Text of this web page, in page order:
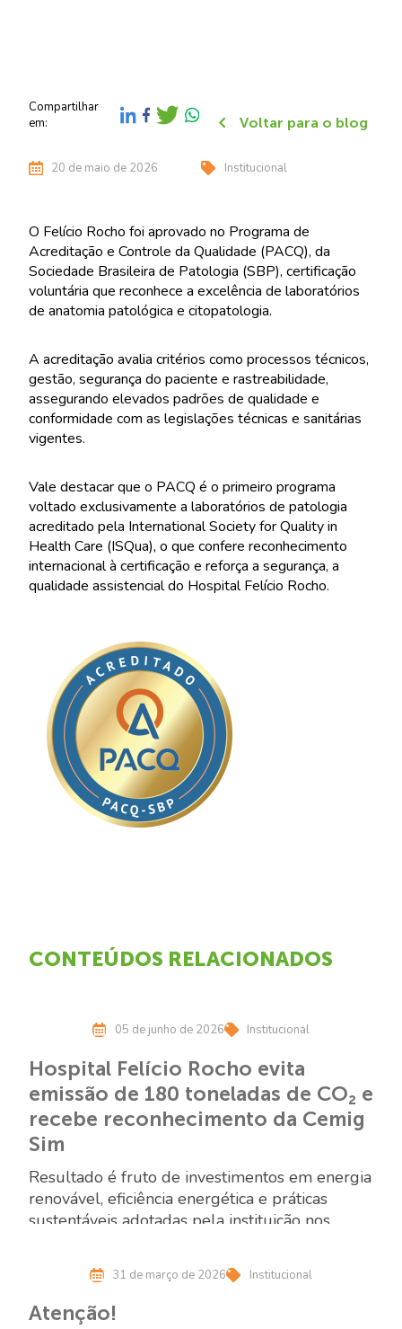
Compartilhar
em:
Voltar para o blog
20 de maio de 2026 Institucional
O Felício Rocho foi aprovado no Programa de
Acreditação e Controle da Qualidade (PACQ), da
Sociedade Brasileira de Patologia (SBP), certificação
voluntária que reconhece a excelência de laboratórios
de anatomia patológica e citopatologia.
A acreditação avalia critérios como processos técnicos,
gestão, segurança do paciente e rastreabilidade,
assegurando elevados padrões de qualidade e
conformidade com as legislações técnicas e sanitárias
vigentes.
Vale destacar que o PACQ é o primeiro programa
voltado exclusivamente a laboratórios de patologia
acreditado pela International Society for Quality in
Health Care (ISQua), o que confere reconhecimento
internacional à certificação e reforça a segurança, a
qualidade assistencial do Hospital Felício Rocho.
CONTEÚDOS RELACIONADOS
05 de junho de 2026 Institucional
Hospital Felício Rocho evita
emissão de 180 toneladas de CO₂ e
recebe reconhecimento da Cemig
Sim
Resultado é fruto de investimentos em energia
renovável, eficiência energética e práticas
sustentáveis adotadas pela instituição nos
31 de março de 2026 Institucional
Atenção!